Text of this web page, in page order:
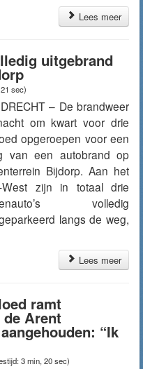
Lees meer
uitgebrand
sec)
– De brandweer
om kwart voor drie
opgeroepen voor een
van een autobrand op
Bijdorp. Aan het
West zijn in totaal drie
volledig
langs de weg,
Lees meer
ramt
de Arent
“Ik
3 min, 20 sec)